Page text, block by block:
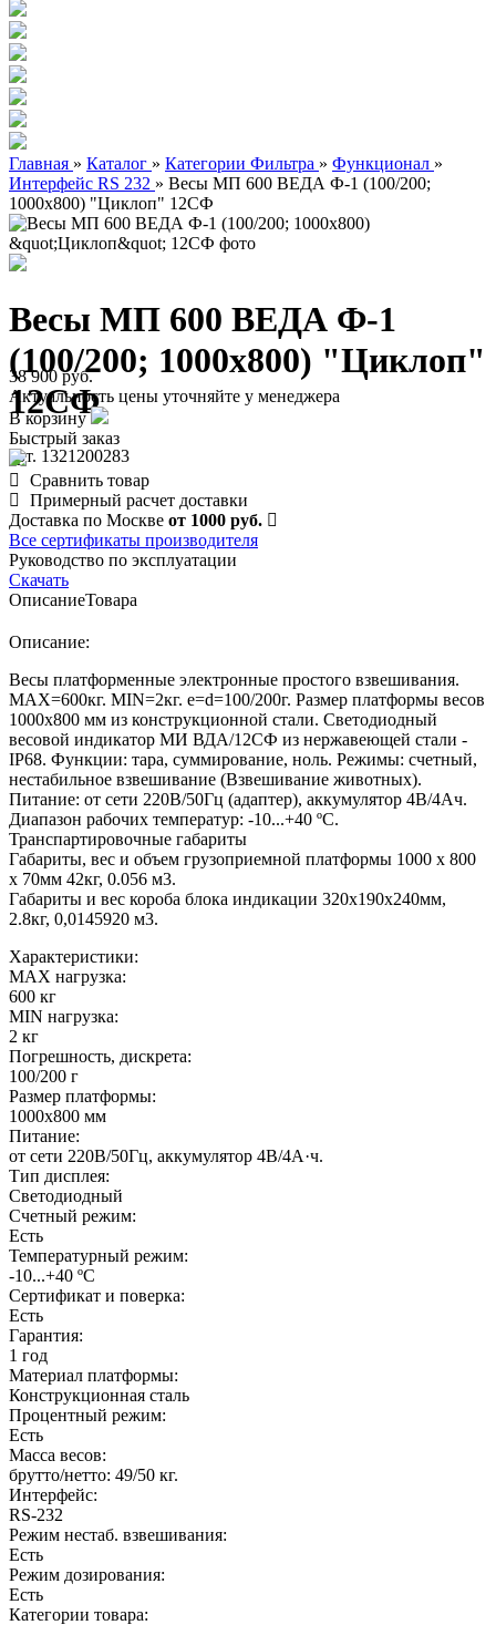
Главная » Каталог » Категории Фильтра » Функционал »
Интерфейс RS 232 » Весы МП 600 ВЕДА Ф-1 (100/200;
1000х800) "Циклоп" 12СФ
Весы МП 600 ВЕДА Ф-1
(100/200; 1000х800) "Циклоп"
12СФ
арт. 1321200283
38 900 руб.
Актуальность цены уточняйте у менеджера
В корзину
Быстрый заказ
Сравнить товар
Примерный расчет доставки
Доставка по Москве от 1000 руб.
Все сертификаты производителя
Руководство по эксплуатации
Скачать
ОписаниеТовара
Описание:
Весы платформенные электронные простого взвешивания.
MAX=600кг. MIN=2кг. e=d=100/200г. Размер платформы весов
1000х800 мм из конструкционной стали. Светодиодный
весовой индикатор МИ ВДА/12СФ из нержавеющей стали -
IP68. Функции: тара, суммирование, ноль. Режимы: счетный,
нестабильное взвешивание (Взвешивание животных).
Питание: от сети 220В/50Гц (адаптер), аккумулятор 4В/4Ач.
Диапазон рабочих температур: -10...+40 ºС.
Транспартировочные габариты
Габариты, вес и объем грузоприемной платформы 1000 х 800
х 70мм 42кг, 0.056 м3.
Габариты и вес короба блока индикации 320х190х240мм,
2.8кг, 0,0145920 м3.
Характеристики:
MAX нагрузка:
600 кг
MIN нагрузка:
2 кг
Погрешность, дискрета:
100/200 г
Размер платформы:
1000х800 мм
Питание:
от сети 220В/50Гц, аккумулятор 4В/4А·ч.
Тип дисплея:
Светодиодный
Счетный режим:
Есть
Температурный режим:
-10...+40 ºС
Сертификат и поверка:
Есть
Гарантия:
1 год
Материал платформы:
Конструкционная сталь
Процентный режим:
Есть
Масса весов:
брутто/нетто: 49/50 кг.
Интерфейс:
RS-232
Режим нестаб. взвешивания:
Есть
Режим дозирования:
Есть
Категории товара: